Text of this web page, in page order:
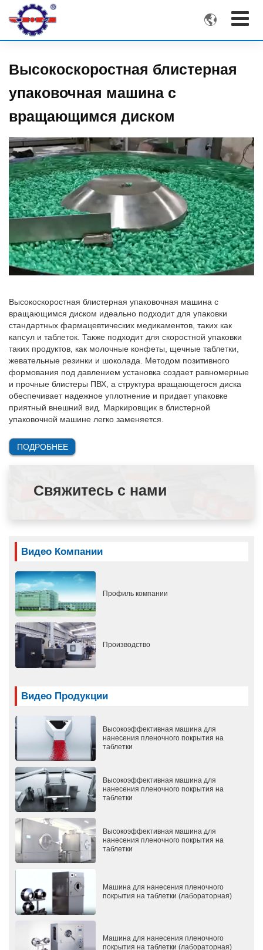

Высокоскоростная блистерная
упаковочная машина с
вращающимся диском
Высокоскоростная блистерная упаковочная машина с
вращающимся диском идеально подходит для упаковки
стандартных фармацевтических медикаментов, таких как
капсул и таблеток. Также подходит для скоростной упаковки
таких продуктов, как молочные конфеты, щечные таблетки,
жевательные резинки и шоколада. Методом позитивного
формования под давлением установка создает равномерные
и прочные блистеры ПВХ, а структура вращающегося диска
обеспечивает надежное уплотнение и придает упаковке
приятный внешний вид. Маркировщик в блистерной
упаковочной машине легко заменяется.
ПОДРОБНЕЕ
Свяжитесь с нами
Видео Компании
Профиль компании
Производство
Видео Продукции
Высокоэффективная машина для
нанесения пленочного покрытия на
таблетки
Высокоэффективная машина для
нанесения пленочного покрытия на
таблетки
Высокоэффективная машина для
нанесения пленочного покрытия на
таблетки
Машина для нанесения пленочного
покрытия на таблетки (лабораторная)
Машина для нанесения пленочного
покрытия на таблетки (лабораторная)